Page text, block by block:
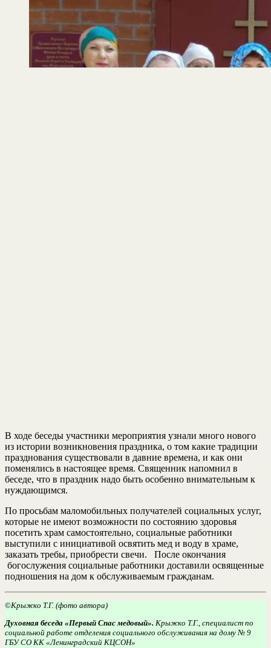
В ходе беседы участники мероприятия узнали много нового
из истории возникновения праздника, о том какие традиции
празднования существовали в давние времена, и как они
поменялись в настоящее время. Священник напомнил в
беседе, что в праздник надо быть особенно внимательным к
нуждающимся.
По просьбам маломобильных получателей социальных услуг,
которые не имеют возможности по состоянию здоровья
посетить храм самостоятельно, социальные работники
выступили с инициативой освятить мед и воду в храме,
заказать требы, приобрести свечи. После окончания
богослужения социальные работники доставили освященные
подношения на дом к обслуживаемым гражданам.
©Крыжко Т.Г. (фото автора)
Духовная беседа «Первый Спас медовый». Крыжко Т.Г., специалист по
социальной работе отделения социального обслуживания на дому № 9
ГБУ СО КК «Ленинградский КЦСОН»